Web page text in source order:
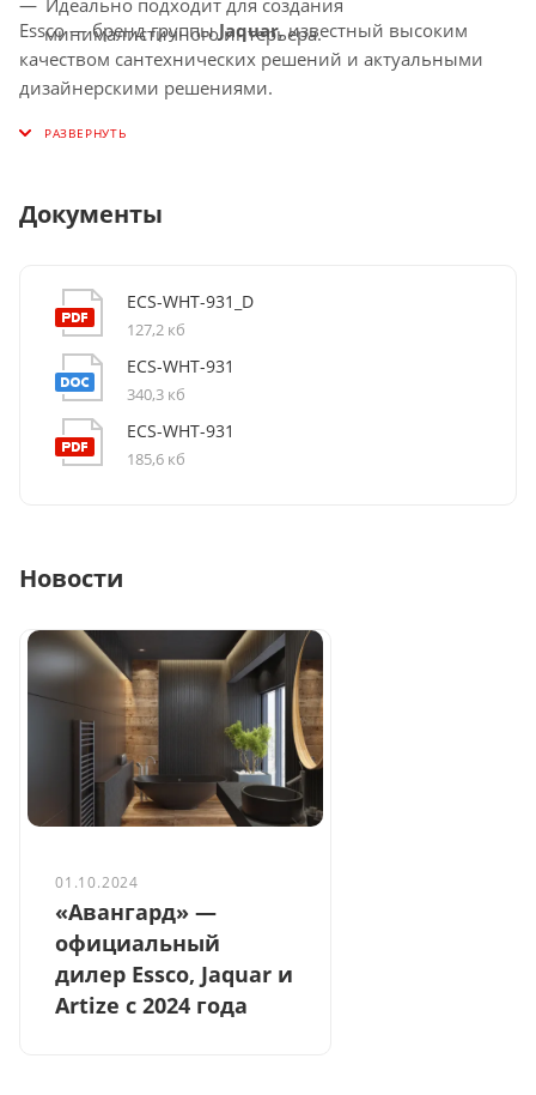
минималистичного интерьера.
Essco — бренд группыJaquar, известный высоким
качеством сантехнических решений и актуальными
дизайнерскими решениями.
Документы
ECS-WHT-931_D
127,2 кб
ECS-WHT-931
340,3 кб
ECS-WHT-931
185,6 кб
Новости
01.10.2024
«Авангард» —
официальный
дилер Essco, Jaquar и
Artize с 2024 года